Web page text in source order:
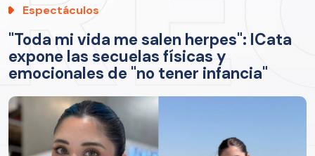
Espectáculos
"Toda mi vida me salen herpes": ICata
expone las secuelas físicas y
emocionales de "no tener infancia"